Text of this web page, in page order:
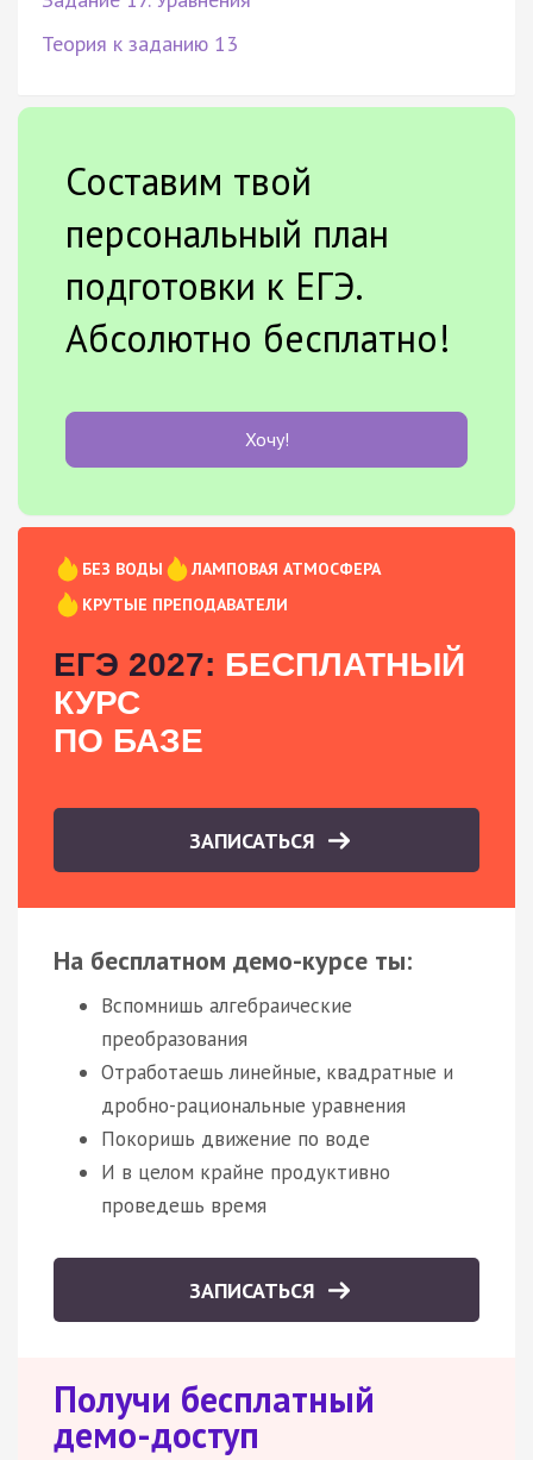
Теория к заданию 13
Составим твой
персональный план
подготовки к ЕГЭ.
Абсолютно бесплатно!
Хочу!
БЕЗ ВОДЫ
ЛАМПОВАЯ АТМОСФЕРА
КРУТЫЕ ПРЕПОДАВАТЕЛИ
ЕГЭ 2027: БЕСПЛАТНЫЙ
КУРС
ПО БАЗЕ
ЗАПИСАТЬСЯ
На бесплатном демо-курсе ты:
Вспомнишь алгебраические
преобразования
Отработаешь линейные, квадратные и
дробно-рациональные уравнения
Покоришь движение по воде
И в целом крайне продуктивно
проведешь время
ЗАПИСАТЬСЯ
Получи бесплатный
демо-доступ